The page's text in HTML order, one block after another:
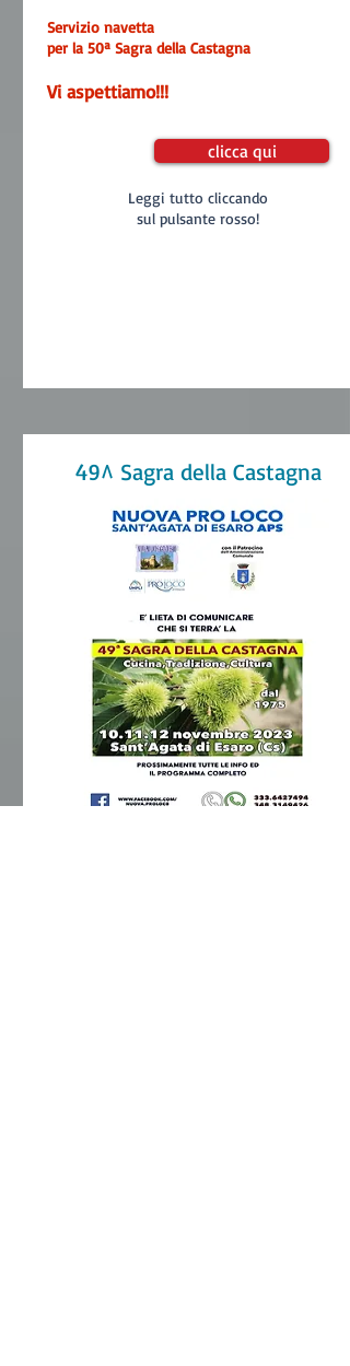
Servizio navetta
per la 50ª Sagra della Castagna
Vi aspettiamo!!!
Leggi tutto cliccando
sul pulsante rosso!
clicca qui
49^ Sagra della Castagna